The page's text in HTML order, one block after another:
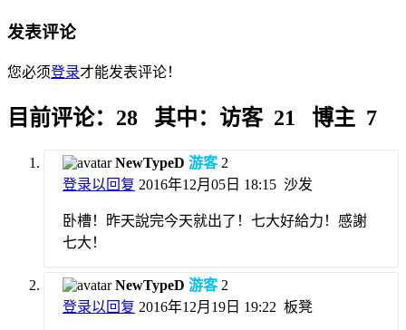
发表评论
您必须登录才能发表评论！
目前评论：28 其中：访客 21 博主 7
NewTypeD 游客 2
登录以回复 2016年12月05日 18:15 沙发
卧槽！昨天說完今天就出了！七大好給力！感謝
七大！
NewTypeD 游客 2
登录以回复 2016年12月19日 19:22 板凳